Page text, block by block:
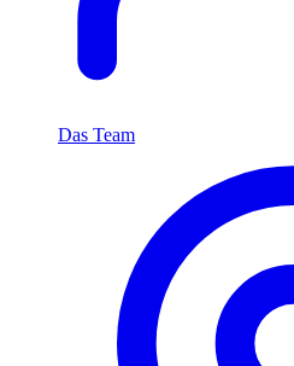
Das Team